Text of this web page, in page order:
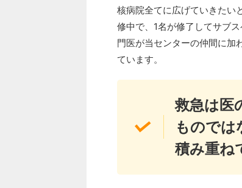
核病院全てに広げていきたい
修中で、1名が修了してサブ
門医が当センターの仲間に加
ています。
救急は医
ものでは
積み重ね